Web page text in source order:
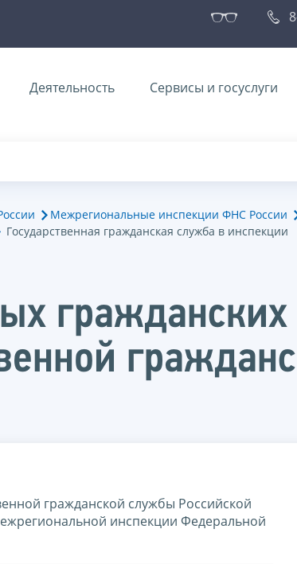
Деятельность Сервисы и госуслуги
Межрегиональные инспекции ФНС России
Государственная гражданская служба в инспекции
гражданской службы Российской
инспекции Федеральной